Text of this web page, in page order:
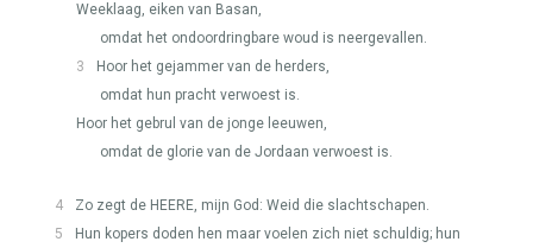
Weeklaag, eiken van Basan,
omdat het ondoordringbare woud is neergevallen.
3
Hoor het gejammer van de herders,
omdat hun pracht verwoest is.
Hoor het gebrul van de jonge leeuwen,
omdat de glorie van de Jordaan verwoest is.
4 Zo zegt de HEERE, mijn God: Weid die slachtschapen.
5
Hun kopers doden hen maar voelen zich niet schuldig; hun